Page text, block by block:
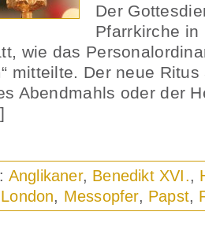
Der
Pfarrkirche in
wie das
mitteilte. Der neue
Abendmahls oder der
Anglikaner, Benedikt XVI.,
London, Messopfer, Papst,